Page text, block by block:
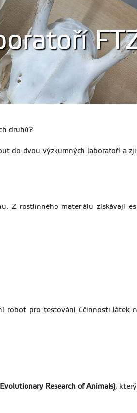
druhů?
do dvou výzkumných laboratoří a
Z rostlinného materiálu získávají
robot pro testování účinnosti látek
Research of Animals),